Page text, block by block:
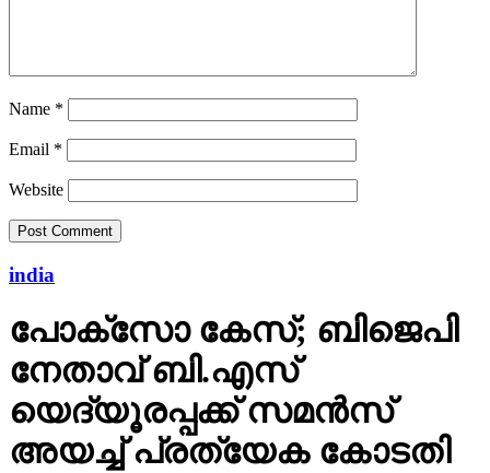
Name *
Email *
Website
india
പോക്‌സോ കേസ്; ബിജെപി
നേതാവ് ബി.എസ്
യെദ്യൂരപ്പക്ക് സമന്‍സ്
അയച്ച് പ്രത്യേക കോടതി